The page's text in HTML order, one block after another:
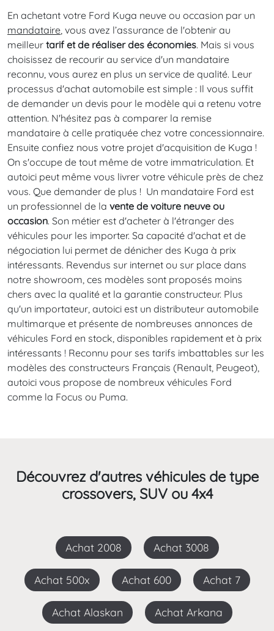
En achetant votre Ford Kuga neuve ou occasion par un
mandataire, vous avez l’assurance de l'obtenir au
meilleur tarif et de réaliser des économies. Mais si vous
choisissez de recourir au service d'un mandataire
reconnu, vous aurez en plus un service de qualité. Leur
processus d'achat automobile est simple : Il vous suffit
de demander un devis pour le modèle qui a retenu votre
attention. N'hésitez pas à comparer la remise
mandataire à celle pratiquée chez votre concessionnaire.
Ensuite confiez nous votre projet d'acquisition de Kuga !
On s'occupe de tout même de votre immatriculation. Et
autoici peut même vous livrer votre véhicule près de chez
vous. Que demander de plus ! Un mandataire Ford est
un professionnel de la vente de voiture neuve ou
occasion. Son métier est d'acheter à l'étranger des
véhicules pour les importer. Sa capacité d'achat et de
négociation lui permet de dénicher des Kuga à prix
intéressants. Revendus sur internet ou sur place dans
notre showroom, ces modèles sont proposés moins
chers avec la qualité et la garantie constructeur. Plus
qu'un importateur, autoici est un distributeur automobile
multimarque et présente de nombreuses annonces de
véhicules Ford en stock, disponibles rapidement et à prix
intéressants ! Reconnu pour ses tarifs imbattables sur les
modèles des constructeurs Français (Renault, Peugeot),
autoici vous propose de nombreux véhicules Ford
comme la Focus ou Puma.
Découvrez d'autres véhicules de type
crossovers, SUV ou 4x4
Achat 2008 Achat 3008
Achat 500x Achat 600 Achat 7
Achat Alaskan Achat Arkana